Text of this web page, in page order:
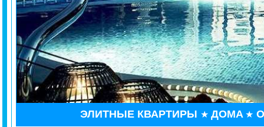
ЭЛИТНЫЕ КВАРТИРЫ ★ДОМА ★